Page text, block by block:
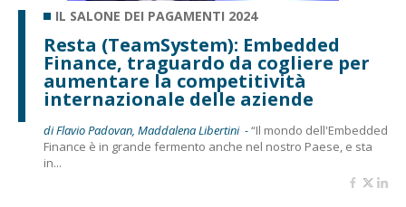
IL SALONE DEI PAGAMENTI 2024
Resta (TeamSystem): Embedded
Finance, traguardo da cogliere per
aumentare la competitività
internazionale delle aziende
di Flavio Padovan, Maddalena Libertini -“Il mondo dell'Embedded
Finance è in grande fermento anche nel nostro Paese, e sta
in...